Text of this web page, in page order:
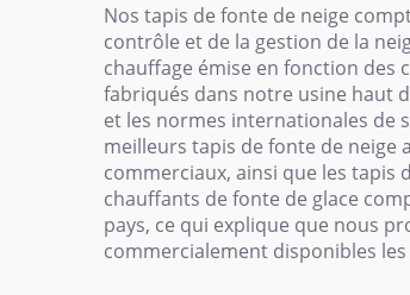
Nos tapis de fonte de neige
contrôle et de la gestion de la
chauffage émise en fonction des
fabriqués dans notre usine haut
et les normes internationales de
meilleurs tapis de fonte de neige
commerciaux, ainsi que les tapis
chauffants de fonte de glace
pays, ce qui explique que nous
commercialement disponibles